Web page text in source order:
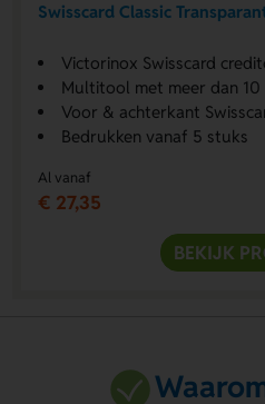
Swisscard Classic
Victorinox Swisscard
Multitool met meer dan 10
Voor & achterkant
Bedrukken vanaf 5 stuks
Al vanaf
€ 27,35
BEKIJK